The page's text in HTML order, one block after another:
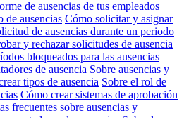
de ausencias de tus empleados
de ausencias Cómo solicitar y asignar
de ausencias durante un periodo
y rechazar solicitudes de ausencia
bloqueados para las ausencias
de ausencia Sobre ausencias y
tipos de ausencia Sobre el rol de
Cómo crear sistemas de aprobación
frecuentes sobre ausencias y